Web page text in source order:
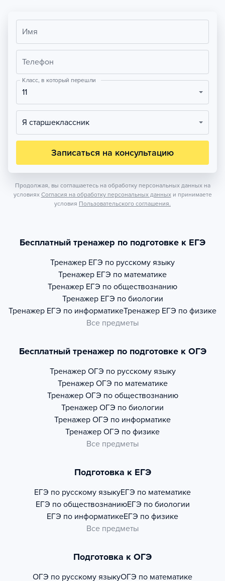
Имя
Телефон
Класс, в который перешли
11
Я старшеклассник
Записаться на консультацию
Продолжая, вы соглашаетесь на обработку персональных данных на
условиях Согласия на обработку персональных данных и принимаете
условия Пользовательского соглашения.
Бесплатный тренажер по подготовке к ЕГЭ
Тренажер ЕГЭ по русскому языку
Тренажер ЕГЭ по математике
Тренажер ЕГЭ по обществознанию
Тренажер ЕГЭ по биологии
Тренажер ЕГЭ по информатикеТренажер ЕГЭ по физике
Все предметы
Бесплатный тренажер по подготовке к ОГЭ
Тренажер ОГЭ по русскому языку
Тренажер ОГЭ по математике
Тренажер ОГЭ по обществознанию
Тренажер ОГЭ по биологии
Тренажер ОГЭ по информатике
Тренажер ОГЭ по физике
Все предметы
Подготовка к ЕГЭ
ЕГЭ по русскому языкуЕГЭ по математике
ЕГЭ по обществознаниюЕГЭ по биологии
ЕГЭ по информатикеЕГЭ по физике
Все предметы
Подготовка к ОГЭ
ОГЭ по русскому языкуОГЭ по математике